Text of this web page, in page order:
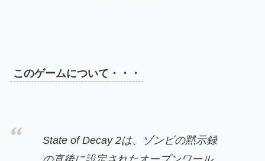
このゲームについて・・・
State of Decay 2は、ゾンビの黙示録